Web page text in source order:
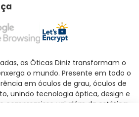
as Óticas Diniz transformam o
o mundo. Presente em todo o
em óculos de grau, óculos de
unindo tecnologia óptica, design e
compromisso vai além da estética: